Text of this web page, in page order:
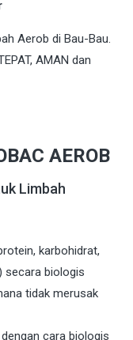
AEROB
Limbah
karbohidrat,
secara biologis
tidak merusak
cara biologis